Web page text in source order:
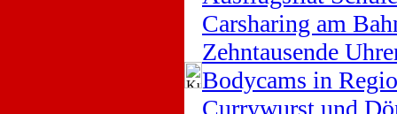
Carsharing am
Zehntausende
Bodycams in
Currywurst und